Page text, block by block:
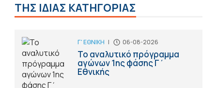
ΤΗΣ ΙΔΙΑΣ ΚΑΤΗΓΟΡΙΑΣ
Γ' ΕΘΝΙΚΗ | 06-08-2026
Το αναλυτικό πρόγραμμα
αγώνων 1ης φάσης Γ΄
Εθνικής